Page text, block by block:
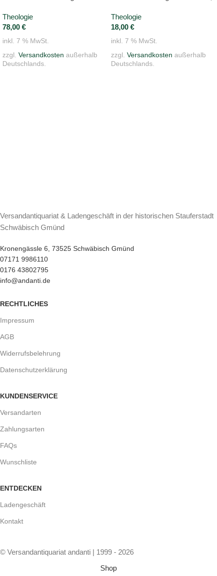
Theologie
78,00 €
inkl. 7 % MwSt.
zzgl. Versandkosten außerhalb
Deutschlands.
Theologie
18,00 €
inkl. 7 % MwSt.
zzgl. Versandkosten außerhalb
Deutschlands.
Versandantiquariat & Ladengeschäft in der historischen Stauferstadt
Schwäbisch Gmünd
Kronengässle 6, 73525 Schwäbisch Gmünd
07171 9986110
0176 43802795
info@andanti.de
RECHTLICHES
Impressum
AGB
Widerrufsbelehrung
Datenschutzerklärung
KUNDENSERVICE
Versandarten
Zahlungsarten
FAQs
Wunschliste
ENTDECKEN
Ladengeschäft
Kontakt
© Versandantiquariat andanti | 1999 - 2026
Shop